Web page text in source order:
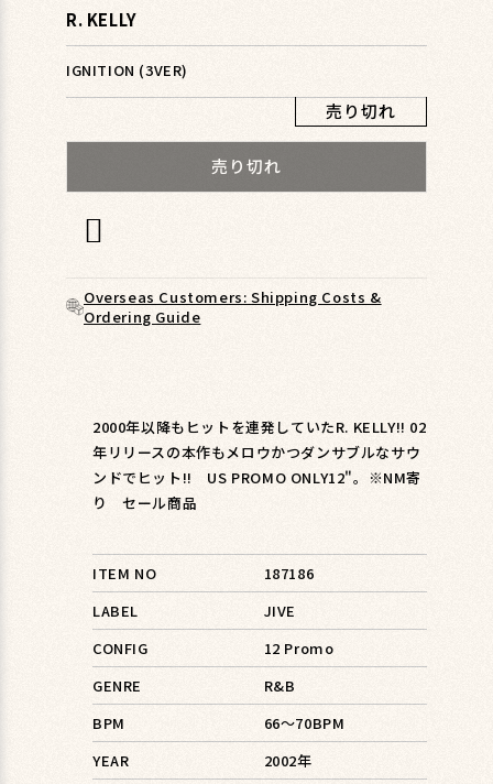
ル
で
メ
(1)
開
R. KELLY
IGNITION (3VER)
売り切れ
売り切れ
Overseas Customers: Shipping Costs &
Ordering Guide
2000年以降もヒットを連発していたR. KELLY!! 02
年リリースの本作もメロウかつダンサブルなサウ
ンドでヒット!! US PROMO ONLY12"。※NM寄
り セール商品
ITEM NO
187186
LABEL
JIVE
CONFIG
12 Promo
GENRE
R&B
BPM
66〜70BPM
YEAR
2002年